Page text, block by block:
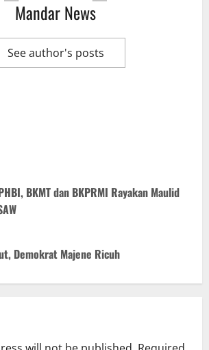
Mandar News
See author's posts
BKMT dan BKPRMI Rayakan Maulid
Demokrat Majene Ricuh